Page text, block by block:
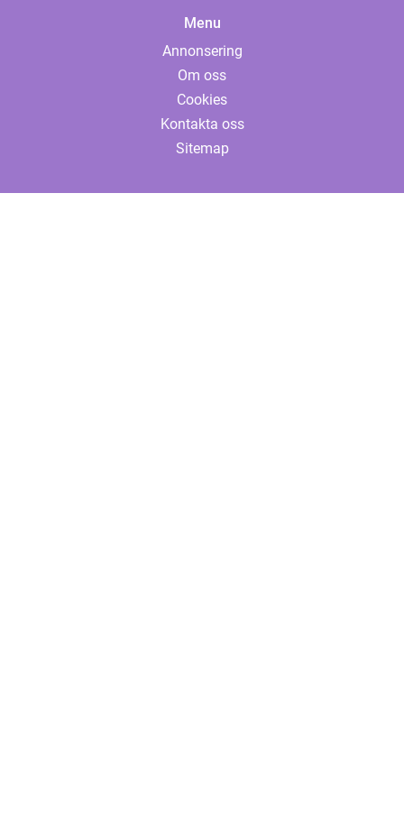
Menu
Annonsering
Om oss
Cookies
Kontakta oss
Sitemap